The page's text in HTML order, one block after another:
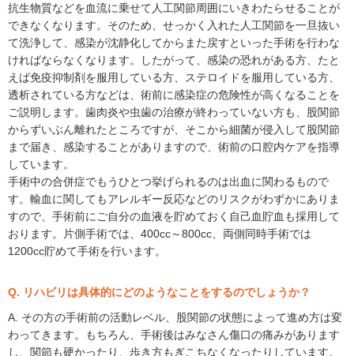
抗生物質などを血流に乗せて人工関節周囲にいきわたらせることが
できなくなります。そのため、せっかく入れた人工関節を一旦抜い
て洗浄して、感染が沈静化してからまた戻すといった手術を行わな
ければならなくなります。したがって、感染の恐れがある方、たと
えば免疫抑制剤を服用している方、ステロイドを服用している方、
透析されている方などは、術前に感染症の危険性が高くなることを
ご説明します。歯肉炎や虫歯の治療が終わっていない方も、股関節
からずいぶん離れたところですが、そこから細菌が侵入して股関節
まで届き、感染することがありますので、術前の口腔内ケアを指導
しています。
手術中の合併症でもうひとつ挙げられるのは出血に関わるもので
す。輸血に関してもアレルギー反応などのリスクがわずかにありま
すので、手術前にご自分の血液を貯めておく自己血貯血も採用して
おります。片側手術では、400cc～800cc、両側同時手術では
1200cc貯めて手術を行います。
Q. リハビリは具体的にどのようなことをするのでしょうか？
A. その方の手術前の活動レベル、股関節の状態によって進め方は変
わってきます。もちろん、手術後はみなさん傷口の痛みがあります
し、関節も硬かったり、歩き方もぎこちなくなったりしています。